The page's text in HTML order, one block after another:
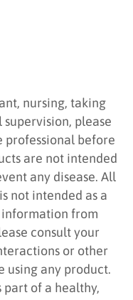
nursing, taking
please
professional before
are not intended
any disease. All
not intended as a
from
consult your
or other
using any product.
part of a healthy,